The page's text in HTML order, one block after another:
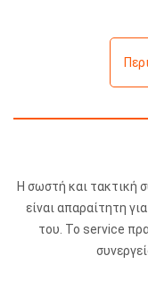
Η σωστή και τακτική
είναι απαραίτητη
του. Το service